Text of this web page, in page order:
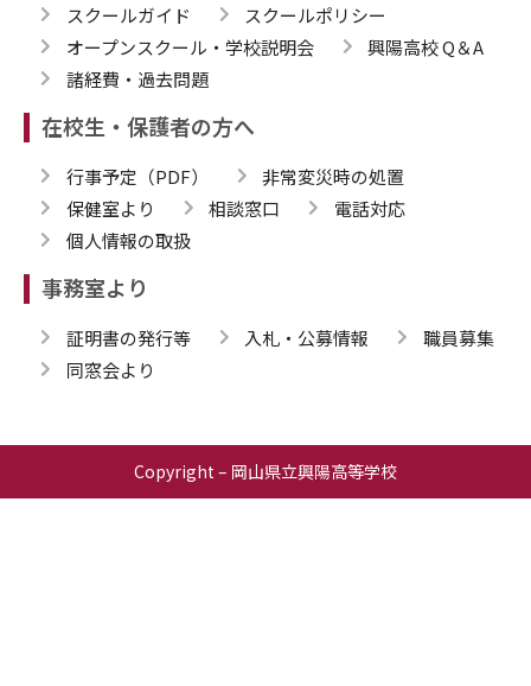
スクールガイド
スクールポリシー
オープンスクール・学校説明会
興陽高校 Q＆A
諸経費・過去問題
在校生・保護者の方へ
行事予定（PDF）
非常変災時の処置
保健室より
相談窓口
電話対応
個人情報の取扱
事務室より
証明書の発行等 入札・公募情報
職員募集
同窓会より
Copyright – 岡山県立興陽高等学校